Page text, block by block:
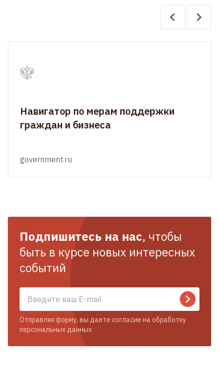
Навигатор по мерам поддержки
граждан и бизнеса
government.ru
Подпишитесь на нас, чтобы
быть в курсе новых интересных
событий
Отправляя форму, вы даете согласие на обработку
персональных данных